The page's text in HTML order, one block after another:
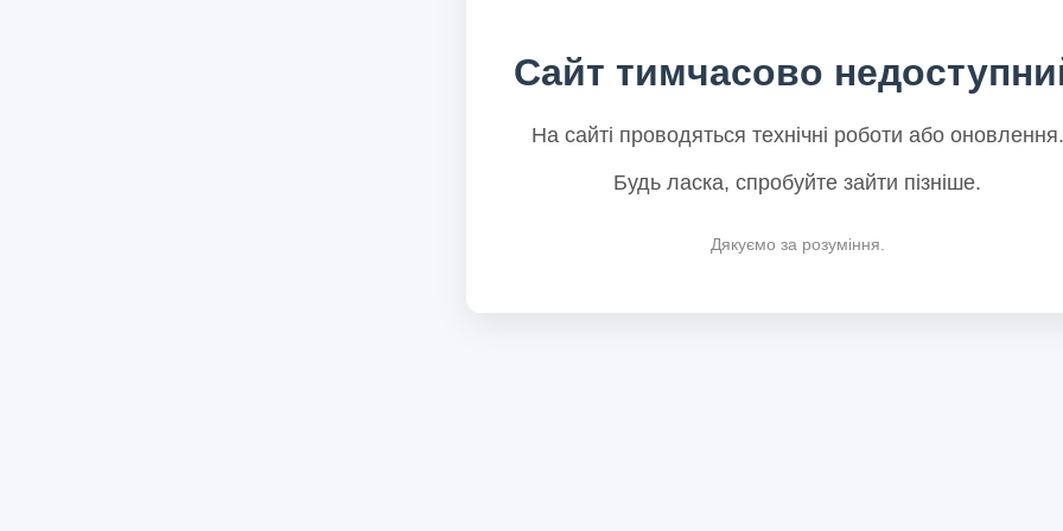
Сайт тимчасово
На сайті проводяться технічні роботи або оновлення.
Будь ласка, спробуйте зайти пізніше.
Дякуємо за розуміння.